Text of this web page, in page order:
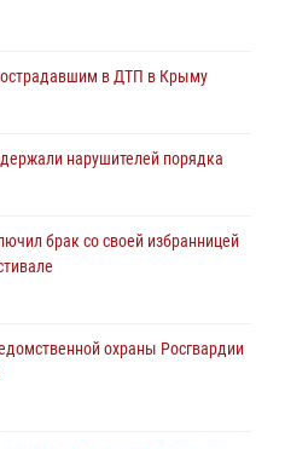
гражданина,
краж
нарушителя на охраняемом
в ДТП в Крыму
нарушителей порядка
брак со своей избранницей
охраны Росгвардии